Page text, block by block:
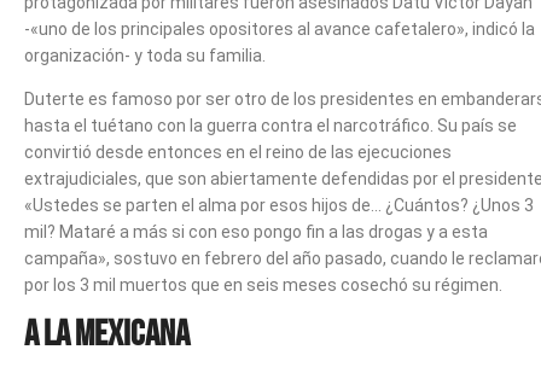
-«uno de los principales opositores al avance cafetalero», indicó la
organización- y toda su familia.
Duterte es famoso por ser otro de los presidentes en
hasta el tuétano con la guerra contra el narcotráfico. Su país se
convirtió desde entonces en el reino de las ejecuciones
extrajudiciales, que son abiertamente defendidas por el
«Ustedes se parten el alma por esos hijos de… ¿Cuántos? ¿Unos 3
mil? Mataré a más si con eso pongo fin a las drogas y a esta
campaña», sostuvo en febrero del año pasado, cuando le
por los 3 mil muertos que en seis meses cosechó su régimen.
A la mexicana